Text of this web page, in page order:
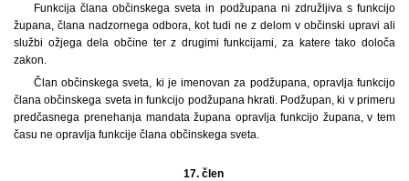
Funkcija člana občinskega sveta in podžupana ni združljiva s funkcijo
župana, člana nadzornega odbora, kot tudi ne z delom v občinski upravi ali
službi ožjega dela občine ter z drugimi funkcijami, za katere tako določa
zakon.
Član občinskega sveta, ki je imenovan za podžupana, opravlja funkcijo
člana občinskega sveta in funkcijo podžupana hkrati. Podžupan, ki v primeru
predčasnega prenehanja mandata župana opravlja funkcijo župana, v tem
času ne opravlja funkcije člana občinskega sveta.
17. člen